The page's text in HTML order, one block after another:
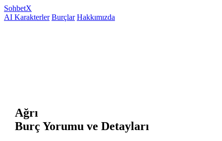
SohbetX
AI Karakterler Burçlar Hakkımızda
Ağrı
Burç Yorumu ve Detayları